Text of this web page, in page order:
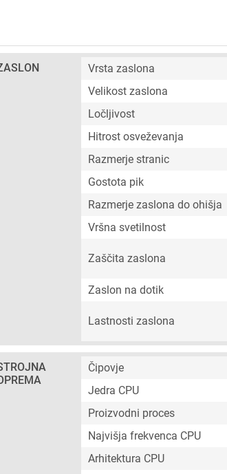
Vrsta zaslona
Velikost zaslona
Ločljivost
Hitrost osveževanja
Razmerje stranic
Gostota pik
Razmerje zaslona do ohišja
Vršna svetilnost
Zaščita zaslona
Zaslon na dotik
Lastnosti zaslona
Čipovje
Jedra CPU
Proizvodni proces
Najvišja frekvenca CPU
Arhitektura CPU